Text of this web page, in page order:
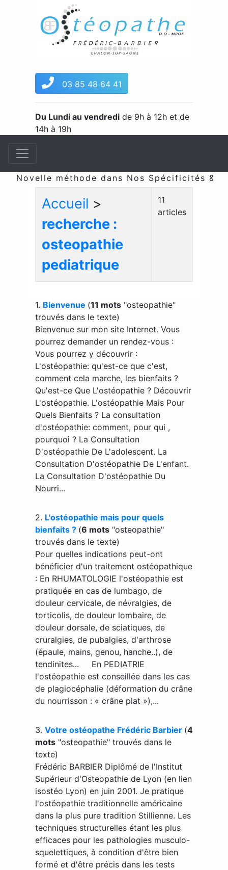
03 85 48 64 41
Du Lundi au vendredi de 9h à 12h et de
14h à 19h
Novelle méthode dans Nos Spécificités &
Accueil >
recherche :
osteopathie
pediatrique
11
articles
1. Bienvenue (11 mots "osteopathie"
trouvés dans le texte)
Bienvenue sur mon site Internet. Vous
pourrez demander un rendez-vous :
Vous pourrez y découvrir :
L'ostéopathie: qu'est-ce que c'est,
comment cela marche, les bienfaits ?
Qu'est-ce Que L'ostéopathie ? Découvrir
L'ostéopathie. L'ostéopathie Mais Pour
Quels Bienfaits ? La consultation
d'ostéopathie: comment, pour qui ,
pourquoi ? La Consultation
D'ostéopathie De L'adolescent. La
Consultation D'ostéopathie De L'enfant.
La Consultation D'ostéopathie Du
Nourri...
2. L'ostéopathie mais pour quels
bienfaits ? (6 mots "osteopathie"
trouvés dans le texte)
Pour quelles indications peut-ont
bénéficier d'un traitement ostéopathique
: En RHUMATOLOGIE l'ostéopathie est
pratiquée en cas de lumbago, de
douleur cervicale, de névralgies, de
torticolis, de douleur lombaire, de
douleur dorsale, de sciatiques, de
cruralgies, de pubalgies, d'arthrose
(épaule, mains, genou, hanche..), de
tendinites... En PEDIATRIE
l'ostéopathie est conseillée dans les cas
de plagiocéphalie (déformation du crâne
du nourrisson : « crâne plat »),...
3. Votre ostéopathe Frédéric Barbier (4
mots "osteopathie" trouvés dans le
texte)
Frédéric BARBIER Diplômé de l'Institut
Supérieur d'Osteopathie de Lyon (en lien
isostéo Lyon) en juin 2001. Je pratique
l'ostéopathie traditionnelle américaine
dans la plus pure tradition Stillienne. Les
techniques structurelles étant les plus
efficaces pour les pathologies musculo-
squelettiques, à condition d'être bien
formé et d'être précis dans les tests